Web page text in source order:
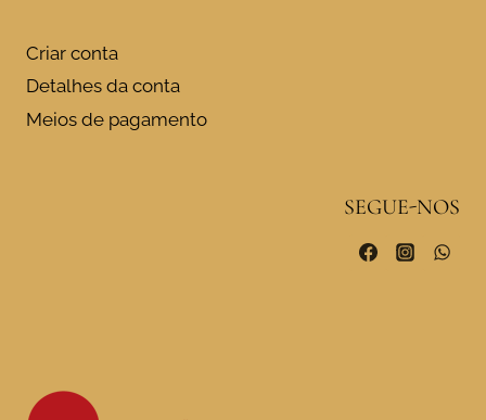
Criar conta
Detalhes da conta
Meios de pagamento
SEGUE-NOS